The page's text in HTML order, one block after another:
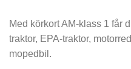
Med körkort AM-klass 1 får
traktor, EPA-traktor,
mopedbil.